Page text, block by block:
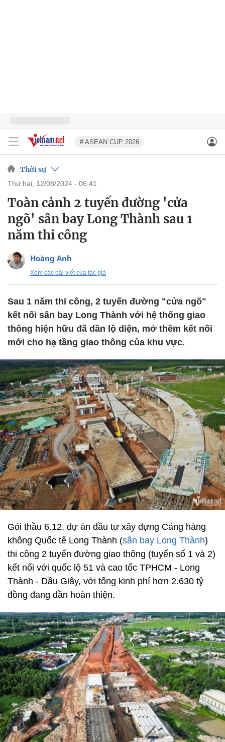
# ASEAN CUP 2026
Thời sự
thứ hai, 12/08/2024 - 06:41
Toàn cảnh 2 tuyến đường 'cửa
ngõ' sân bay Long Thành sau 1
năm thi công
Hoàng Anh
Xem các bài viết của tác giả
Sau 1 năm thi công, 2 tuyến đường "cửa ngõ"
kết nối sân bay Long Thành với hệ thống giao
thông hiện hữu đã dần lộ diện, mở thêm kết nối
mới cho hạ tầng giao thông của khu vực.
Gói thầu 6.12, dự án đầu tư xây dựng Cảng hàng
không Quốc tế Long Thành (sân bay Long Thành)
thi công 2 tuyến đường giao thông (tuyến số 1 và 2)
kết nối với quốc lộ 51 và cao tốc TPHCM - Long
Thành - Dầu Giây, với tổng kinh phí hơn 2.630 tỷ
đồng đang dần hoàn thiện.